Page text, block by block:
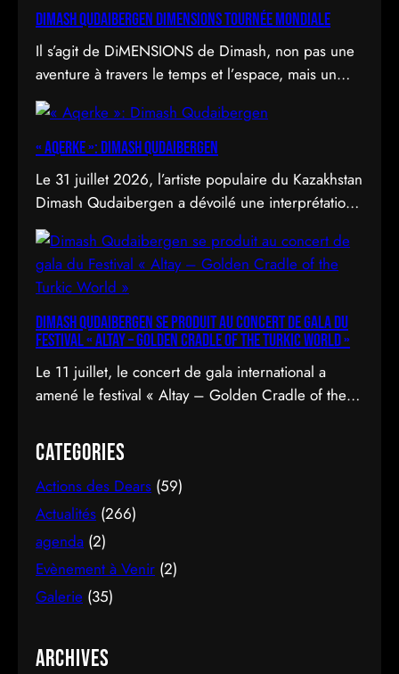
DIMASH QUDAIBERGEN DIMENSIONS Tournée mondiale
Il s’agit de DiMENSIONS de Dimash, non pas une
aventure à travers le temps et l’espace, mais un
déploiement de soi à travers l’acte d’être vu.
« Aqerke »: Dimash Qudaibergen
Le 31 juillet 2026, l’artiste populaire du Kazakhstan
Dimash Qudaibergen a dévoilé une interprétation
contemporaine de la chanson folklorique kazakhe
Aqerke sur sa chaîne YouTube officielle.
Dimash Qudaibergen se produit au concert de gala du
Festival « Altay – Golden Cradle of the Turkic World »
Le 11 juillet, le concert de gala international a
amené le festival « Altay – Golden Cradle of the
pied des montagnes d’Altay au Kazakhstan.
Categories
Actions des Dears (59)
Actualités (266)
agenda (2)
Evènement à Venir (2)
Galerie (35)
Archives